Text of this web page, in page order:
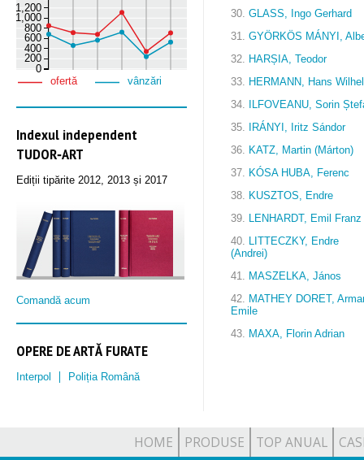
0
200
400
600
800
1,000
1,200
ofertă vânzări
Indexul independent
TUDOR‑ART
Ediții tipărite 2012, 2013 și 2017
Comandă acum
OPERE DE ARTĂ FURATE
Interpol Poliția Română
30. GLASS, Ingo Gerhard
31. GYÖRKÖS MÁNYI,
32. HARȘIA, Teodor
33. HERMANN, Hans
34.
ILFOVEANU, Sorin
35.
IRÁNYI, Iritz Sándor
36. KATZ, Martin (Márton)
37. KÓSA HUBA, Ferenc
38. KUSZTOS, Endre
39. LENHARDT, Emil Franz
40. LITTECZKY, Endre
(Andrei)
41. MASZELKA, János
42. MATHEY DORET,
Emile
43. MAXA, Florin Adrian
HOME PRODUSE TOP ANUAL